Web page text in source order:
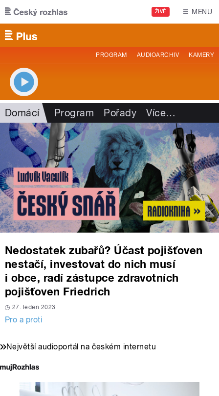
Přejít k hlavnímu obsahu
ŽIVĚ MENU
PROGRAM AUDIOARCHIV KAMERY
Domácí Program Pořady Více…
Nedostatek zubařů? Účast pojišťoven
nestačí, investovat do nich musí
i obce, radí zástupce zdravotních
pojišťoven Friedrich
27. leden 2023
Pro a proti
Největší audioportál na českém internetu